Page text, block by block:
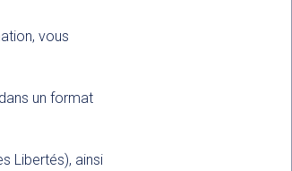
vous
un format
Libertés), ainsi